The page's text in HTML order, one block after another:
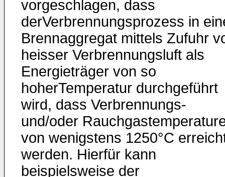
vorgeschlagen, dass
derVerbrennungsprozess in
Brennaggregat mittels Zufuhr
heisser Verbrennungsluft als
Energieträger von so
hoherTemperatur durchgeführt
wird, dass Verbrennungs-
und/oder
von wenigstens 1250°C
werden. Hierfür kann
beispielsweise der